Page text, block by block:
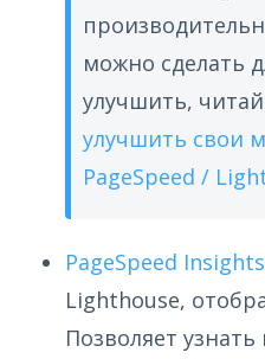
можно сделать
улучшить,
улучшить свои
PageSpeed /
PageSpeed Insights
Lighthouse,
Позволяет